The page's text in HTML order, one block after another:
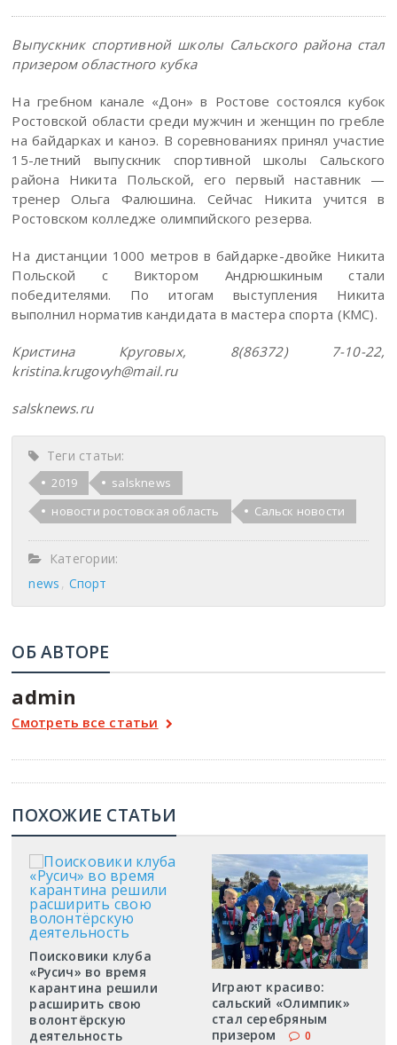
Выпускник спортивной школы Сальского района стал
призером областного кубка
На гребном канале «Дон» в Ростове состоялся кубок
Ростовской области среди мужчин и женщин по гребле
на байдарках и каноэ. В соревнованиях принял участие
15-летний выпускник спортивной школы Сальского
района Никита Польской, его первый наставник —
тренер Ольга Фалюшина. Сейчас Никита учится в
Ростовском колледже олимпийского резерва.
На дистанции 1000 метров в байдарке-двойке Никита
Польской с Виктором Андрюшкиным стали
победителями. По итогам выступления Никита
выполнил норматив кандидата в мастера спорта (КМС).
Кристина
Круговых, 8(86372) 7-10-22,
kristina.krugovyh@mail.ru
salsknews.ru
Теги статьи:
2019
salsknews
новости ростовская область
Сальск новости
Категории:
news
Спорт
ОБ АВТОРЕ
admin
Смотреть все статьи
ПОХОЖИЕ СТАТЬИ
Поисковики клуба
«Русич» во время
карантина решили
расширить свою
волонтёрскую
деятельность
Играют красиво:
сальский «Олимпик»
стал серебряным
призером
0